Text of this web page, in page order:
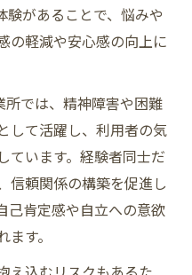
験があることで、悩みや
の軽減や安心感の向上に
では、精神障害や困難
して活躍し、利用者の気
ています。経験者同士だ
信頼関係の構築を促進し
己肯定感や自立への意欲
す。